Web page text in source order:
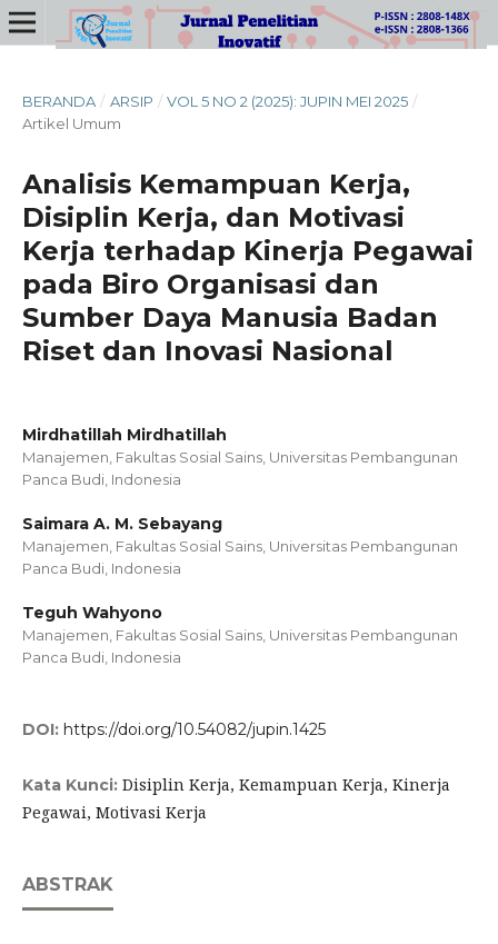
BERANDA / ARSIP / VOL 5 NO 2 (2025): JUPIN MEI 2025 /
Artikel Umum
Analisis Kemampuan Kerja,
Disiplin Kerja, dan Motivasi
Kerja terhadap Kinerja Pegawai
pada Biro Organisasi dan
Sumber Daya Manusia Badan
Riset dan Inovasi Nasional
Mirdhatillah Mirdhatillah
Manajemen, Fakultas Sosial Sains, Universitas Pembangunan
Panca Budi, Indonesia
Saimara A. M. Sebayang
Manajemen, Fakultas Sosial Sains, Universitas Pembangunan
Panca Budi, Indonesia
Teguh Wahyono
Manajemen, Fakultas Sosial Sains, Universitas Pembangunan
Panca Budi, Indonesia
DOI: https://doi.org/10.54082/jupin.1425
Kata Kunci: Disiplin Kerja, Kemampuan Kerja, Kinerja
Pegawai, Motivasi Kerja
ABSTRAK